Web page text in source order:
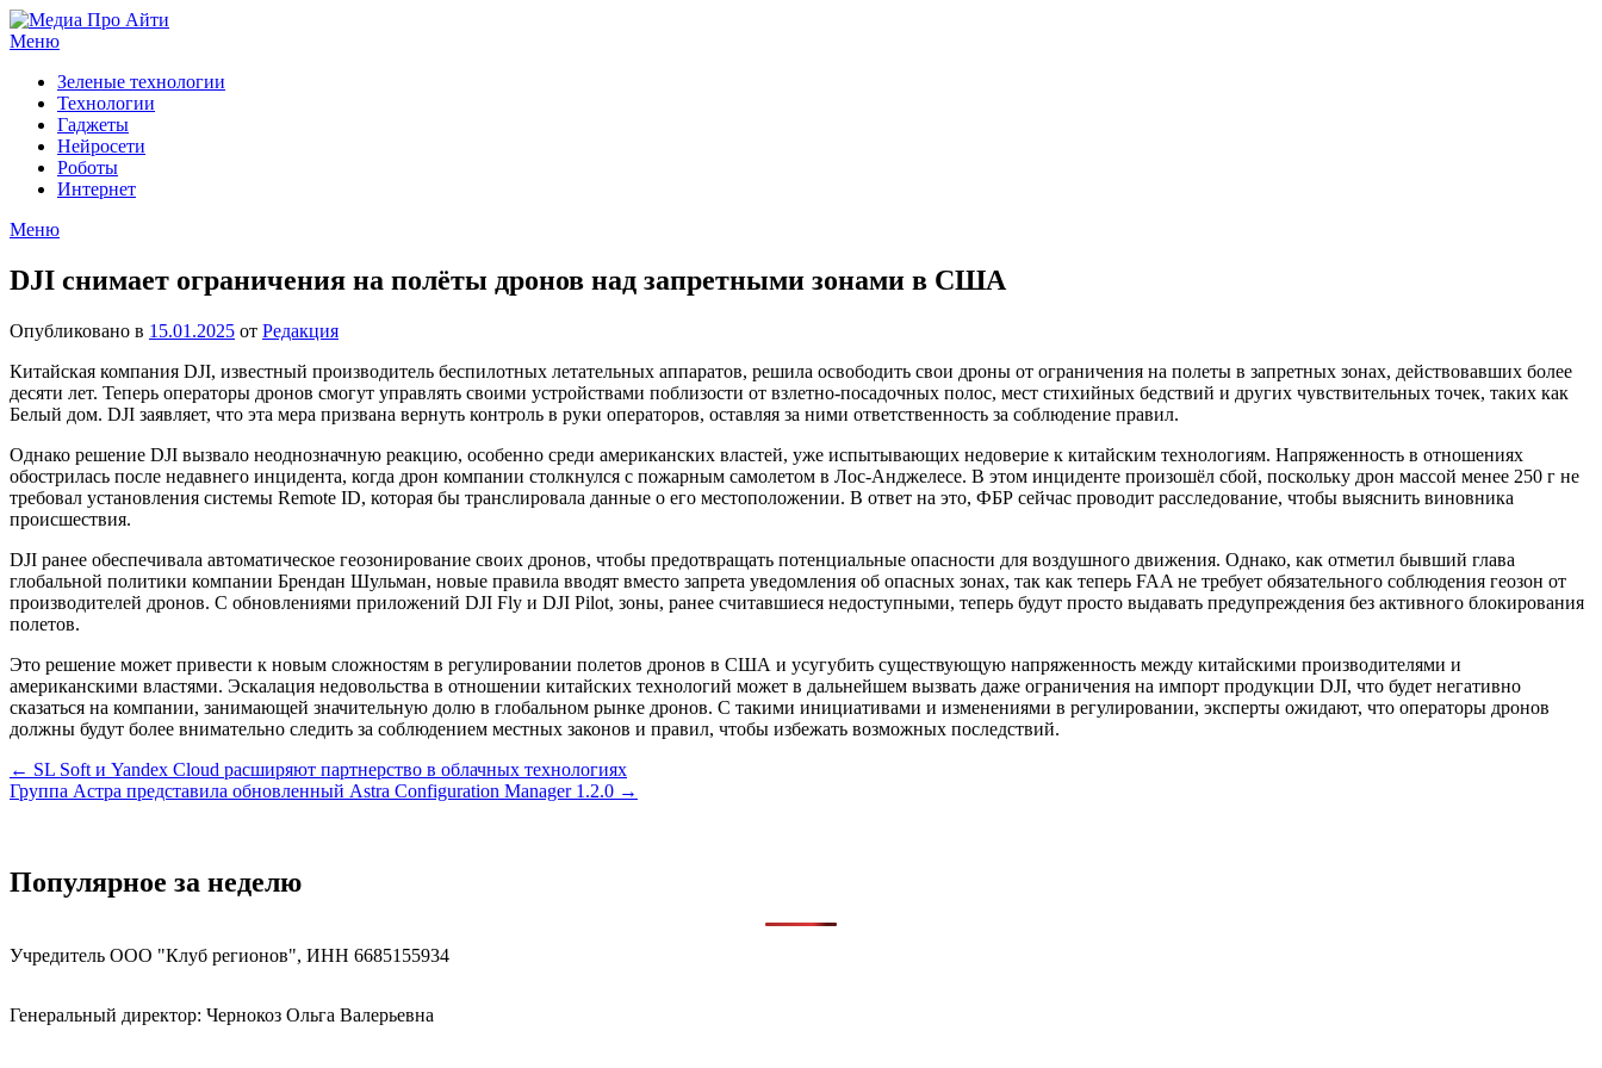
Перейти
к
Меню
Зеленые технологии
Технологии
Гаджеты
Нейросети
Роботы
Интернет
Меню
DJI снимает ограничения на полёты дронов над запретными зонами в США
Опубликовано в 15.01.2025 от Редакция
Китайская компания DJI, известный производитель беспилотных летательных аппаратов, решила освободить свои дроны от ограничения на полеты в запретных зонах, действовавших более
десяти лет. Теперь операторы дронов смогут управлять своими устройствами поблизости от взлетно-посадочных полос, мест стихийных бедствий и других чувствительных точек, таких как
Белый дом. DJI заявляет, что эта мера призвана вернуть контроль в руки операторов, оставляя за ними ответственность за соблюдение правил.
Однако решение DJI вызвало неоднозначную реакцию, особенно среди американских властей, уже испытывающих недоверие к китайским технологиям. Напряженность в отношениях
обострилась после недавнего инцидента, когда дрон компании столкнулся с пожарным самолетом в Лос-Анджелесе. В этом инциденте произошёл сбой, поскольку дрон массой менее 250 г не
требовал установления системы Remote ID, которая бы транслировала данные о его местоположении. В ответ на это, ФБР сейчас проводит расследование, чтобы выяснить виновника
происшествия.
DJI ранее обеспечивала автоматическое геозонирование своих дронов, чтобы предотвращать потенциальные опасности для воздушного движения. Однако, как отметил бывший глава
глобальной политики компании Брендан Шульман, новые правила вводят вместо запрета уведомления об опасных зонах, так как теперь FAA не требует обязательного соблюдения геозон от
производителей дронов. С обновлениями приложений DJI Fly и DJI Pilot, зоны, ранее считавшиеся недоступными, теперь будут просто выдавать предупреждения без активного блокирования
полетов.
Это решение может привести к новым сложностям в регулировании полетов дронов в США и усугубить существующую напряженность между китайскими производителями и
американскими властями. Эскалация недовольства в отношении китайских технологий может в дальнейшем вызвать даже ограничения на импорт продукции DJI, что будет негативно
сказаться на компании, занимающей значительную долю в глобальном рынке дронов. С такими инициативами и изменениями в регулировании, эксперты ожидают, что операторы дронов
должны будут более внимательно следить за соблюдением местных законов и правил, чтобы избежать возможных последствий.
Навигация
по
← SL Soft и Yandex Cloud расширяют партнерство в облачных технологиях
Группа Астра представила обновленный Astra Configuration Manager 1.2.0 →
Популярное за неделю
Учредитель ООО "Клуб регионов", ИНН 6685155934
Генеральный директор: Чернокоз Ольга Валерьевна